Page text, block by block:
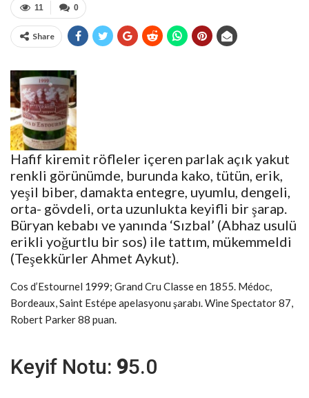
0
11
Share
Hafif kiremit röfleler içeren parlak açık yakut
renkli görünümde, burunda kako, tütün, erik,
yeşil biber, damakta entegre, uyumlu, dengeli,
orta- gövdeli, orta uzunlukta keyifli bir şarap.
Büryan kebabı ve yanında ‘Sızbal’ (Abhaz usulü
erikli yoğurtlu bir sos) ile tattım, mükemmeldi
(Teşekkürler Ahmet Aykut).
Cos d’Estournel 1999; Grand Cru Classe en 1855. Médoc,
Bordeaux, Saint Estépe apelasyonu şarabı. Wine Spectator 87,
Robert Parker 88 puan.
Keyif Notu: 95.0